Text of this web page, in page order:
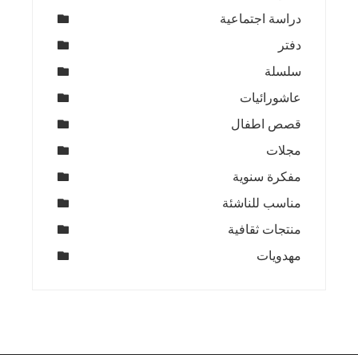
دراسة اجتماعية
دفتر
سلسلة
عاشورائيات
قصص اطفال
مجلات
مفكرة سنوية
مناسب للناشئة
منتجات ثقافية
مهدويات